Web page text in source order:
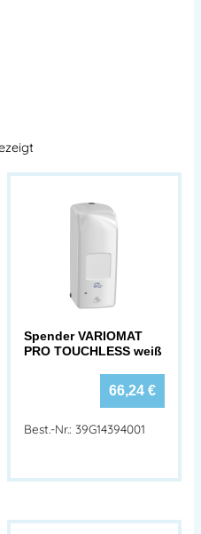
Spender VARIOMAT
PRO TOUCHLESS weiß
66,24 €
Best.-Nr.: 39G14394001